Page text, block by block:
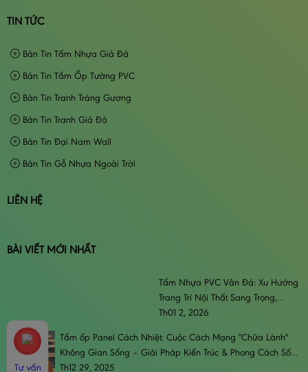
TIN TỨC
Bản Tin Tấm Nhựa Giả Đá
Bản Tin Tấm Ốp Tường PVC
Bản Tin Tranh Tráng Gương
Bản Tin Tranh Giả Đá
Bản Tin Đại Nam Wall
Bản Tin Gỗ Nhựa Ngoài Trời
LIÊN HỆ
BÀI VIẾT MỚI NHẤT
Tấm Nhựa PVC Vân Đá: Xu Hướng
Trang Trí Nội Thất Sang Trọng,
Đẳng Cấp & Bền Bỉ
Th01 2, 2026
Tấm ốp Panel Cách Nhiệt: Cuộc Cách Mạng "Chữa Lành"
Không Gian Sống – Giải Pháp Kiến Trúc & Phong Cách Sống
Đương Đại
Th12 29, 2025
Tư vấn